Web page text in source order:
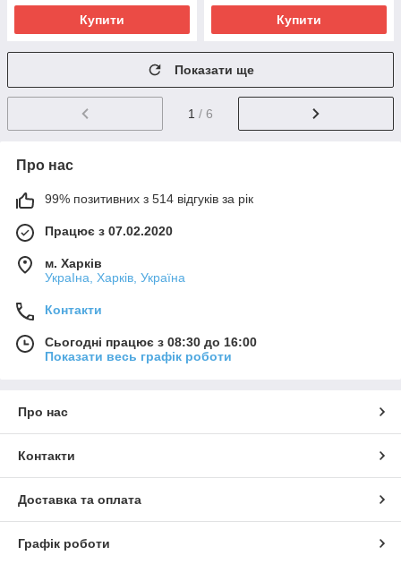
Купити Купити
Показати ще
1 / 6
Про нас
99% позитивних з 514 відгуків за рік
Працює з 07.02.2020
м. Харків
УкраІна, Харків, Україна
Контакти
Сьогодні працює з 08:30 до 16:00
Показати весь графік роботи
Про нас
Контакти
Доставка та оплата
Графік роботи